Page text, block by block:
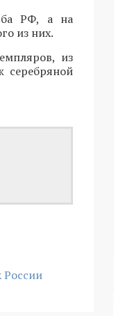
РФ, а на
из них.
из
серебряной
России